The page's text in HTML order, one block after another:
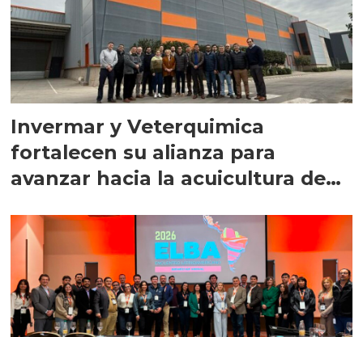
Invermar y Veterquimica
fortalecen su alianza para
avanzar hacia la acuicultura de